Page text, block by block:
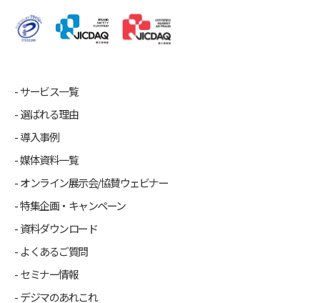
サービス一覧
選ばれる理由
導入事例
媒体資料一覧
オンライン展示会/協賛ウェビナー
特集企画・キャンペーン
資料ダウンロード
よくあるご質問
セミナー情報
デジマのあれこれ